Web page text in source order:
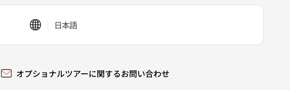
日本語
オプショナルツアーに関するお問い合わせ